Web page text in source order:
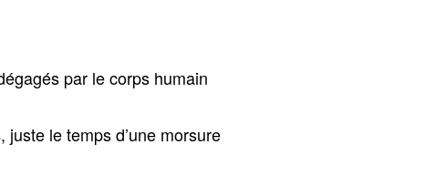
par le corps humain
, juste le temps d’une morsure